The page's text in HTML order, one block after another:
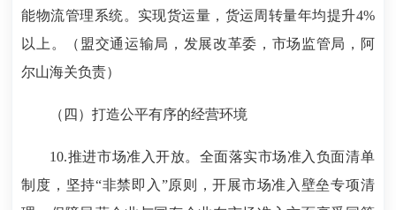
能物流管理系统。实现货运量，货运周转量年均提升4%
以上。（盟交通运输局，发展改革委，市场监管局，阿
尔山海关负责）
（四）打造公平有序的经营环境
10.推进市场准入开放。全面落实市场准入负面清单
制度，坚持“非禁即入”原则，开展市场准入壁垒专项清